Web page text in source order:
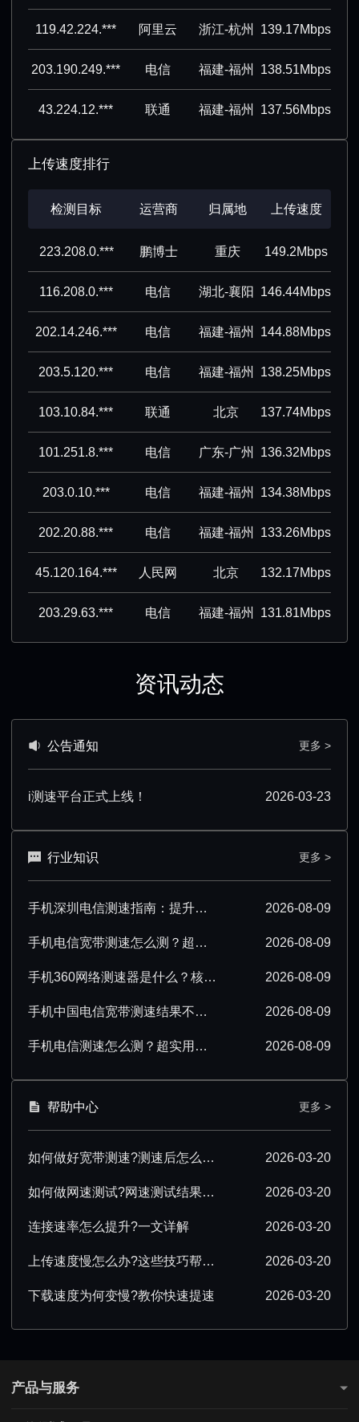
119.42.224.*** 阿里云 浙江-杭州 139.17Mbps
203.190.249.*** 电信 福建-福州 138.51Mbps
43.224.12.*** 联通 福建-福州 137.56Mbps
上传速度排行
检测目标 运营商 归属地 上传速度
223.208.0.*** 鹏博士 重庆 149.2Mbps
116.208.0.*** 电信 湖北-襄阳 146.44Mbps
202.14.246.*** 电信 福建-福州 144.88Mbps
203.5.120.*** 电信 福建-福州 138.25Mbps
103.10.84.*** 联通 北京 137.74Mbps
101.251.8.*** 电信 广东-广州 136.32Mbps
203.0.10.*** 电信 福建-福州 134.38Mbps
202.20.88.*** 电信 福建-福州 133.26Mbps
45.120.164.*** 人民网 北京 132.17Mbps
203.29.63.*** 电信 福建-福州 131.81Mbps
资讯动态
公告通知 更多 >
i测速平台正式上线！ 2026-03-23
行业知识 更多 >
手机深圳电信测速指南：提升测速准确性技巧汇总 2026-08-09
手机电信宽带测速怎么测？超详细操作步骤分享 2026-08-09
手机360网络测速器是什么？核心功能与使用场景解析 2026-08-09
手机中国电信宽带测速结果不准确该怎么办？ 2026-08-09
手机电信测速怎么测？超实用操作技巧分享 2026-08-09
帮助中心 更多 >
如何做好宽带测速?测速后怎么优化? 2026-03-20
如何做网速测试?网速测试结果怎么解读? 2026-03-20
连接速率怎么提升?一文详解 2026-03-20
上传速度慢怎么办?这些技巧帮你提速 2026-03-20
下载速度为何变慢?教你快速提速 2026-03-20
产品与服务